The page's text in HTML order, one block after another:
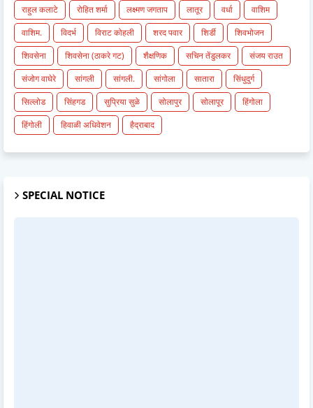
राहुल कलाटे
रोहित शर्मा लक्ष्मण जगताप लातूर वर्धा
वाशिम
वाशिम.
विदर्भ विराट कोहली शरद पवार शिर्डी
शिवभोजन
शिवसेना
शिवसेना (ठाकरे गट) शैक्षणिक सचिन तेंडुलकर
संजय राउत
संजोग वाघेरे
सांगली सांगली. सांगोला सातारा
सिंधुदुर्ग
सिल्लोड
सिंहगड सुप्रिया सुळे सोलापुर सोलापूर
हिंगोला
हिंगोली
हिवाळी अधिवेशन हैद्राबाद
SPECIAL NOTICE